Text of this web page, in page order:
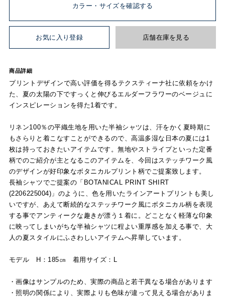
カラー・サイズを確認する
お気に入り登録 店舗在庫を見る
商品詳細
プリントデザインで高い評価を得るテクスティーナ社に依頼をかけ
た、夏の太陽の下ですっくと伸びるエルダーフラワーのベージュに
インスピレーションを得た1着です。
リネン100％の平織生地を用いた半袖シャツは、汗をかく夏時期に
もさらりと着こなすことができるので、高温多湿な日本の夏には1
枚は持っておきたいアイテムです。無地やストライプといった定番
柄でのご紹介が主となるこのアイテムを、今回はステッチワーク風
のデザインが好印象なボタニカルプリント柄でご提案致します。
長袖シャツでご提案の「BOTANICAL PRINT SHIRT
(2206225004)」のように、色を用いたラインアートプリントも美し
いですが、あえて断続的なステッチワーク風にボタニカル柄を表現
する事でアンティークな趣きが漂う１着に。どことなく軽薄な印象
に映ってしまいがちな半袖シャツに程よい重厚感を加える事で、大
人の夏スタイルにふさわしいアイテムへ昇華しています。
モデル H：185㎝ 着用サイズ：L
・画像はサンプルのため、実際の商品と若干異なる場合があります
・照明の関係により、実際よりも色味が違って見える場合がありま